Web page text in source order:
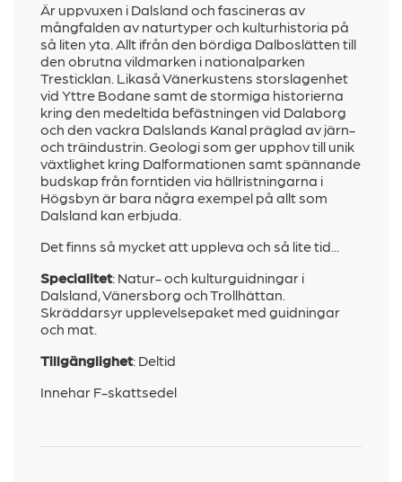
Är uppvuxen i Dalsland och fascineras av
mångfalden av naturtyper och kulturhistoria på
så liten yta. Allt ifrån den bördiga Dalboslätten till
den obrutna vildmarken i nationalparken
Tresticklan. Likaså Vänerkustens storslagenhet
vid Yttre Bodane samt de stormiga historierna
kring den medeltida befästningen vid Dalaborg
och den vackra Dalslands Kanal präglad av järn-
och träindustrin. Geologi som ger upphov till unik
växtlighet kring Dalformationen samt spännande
budskap från forntiden via hällristningarna i
Högsbyn är bara några exempel på allt som
Dalsland kan erbjuda.
Det finns så mycket att uppleva och så lite tid...
Specialitet: Natur- och kulturguidningar i
Dalsland, Vänersborg och Trollhättan.
Skräddarsyr upplevelsepaket med guidningar
och mat.
Tillgänglighet: Deltid
Innehar F-skattsedel